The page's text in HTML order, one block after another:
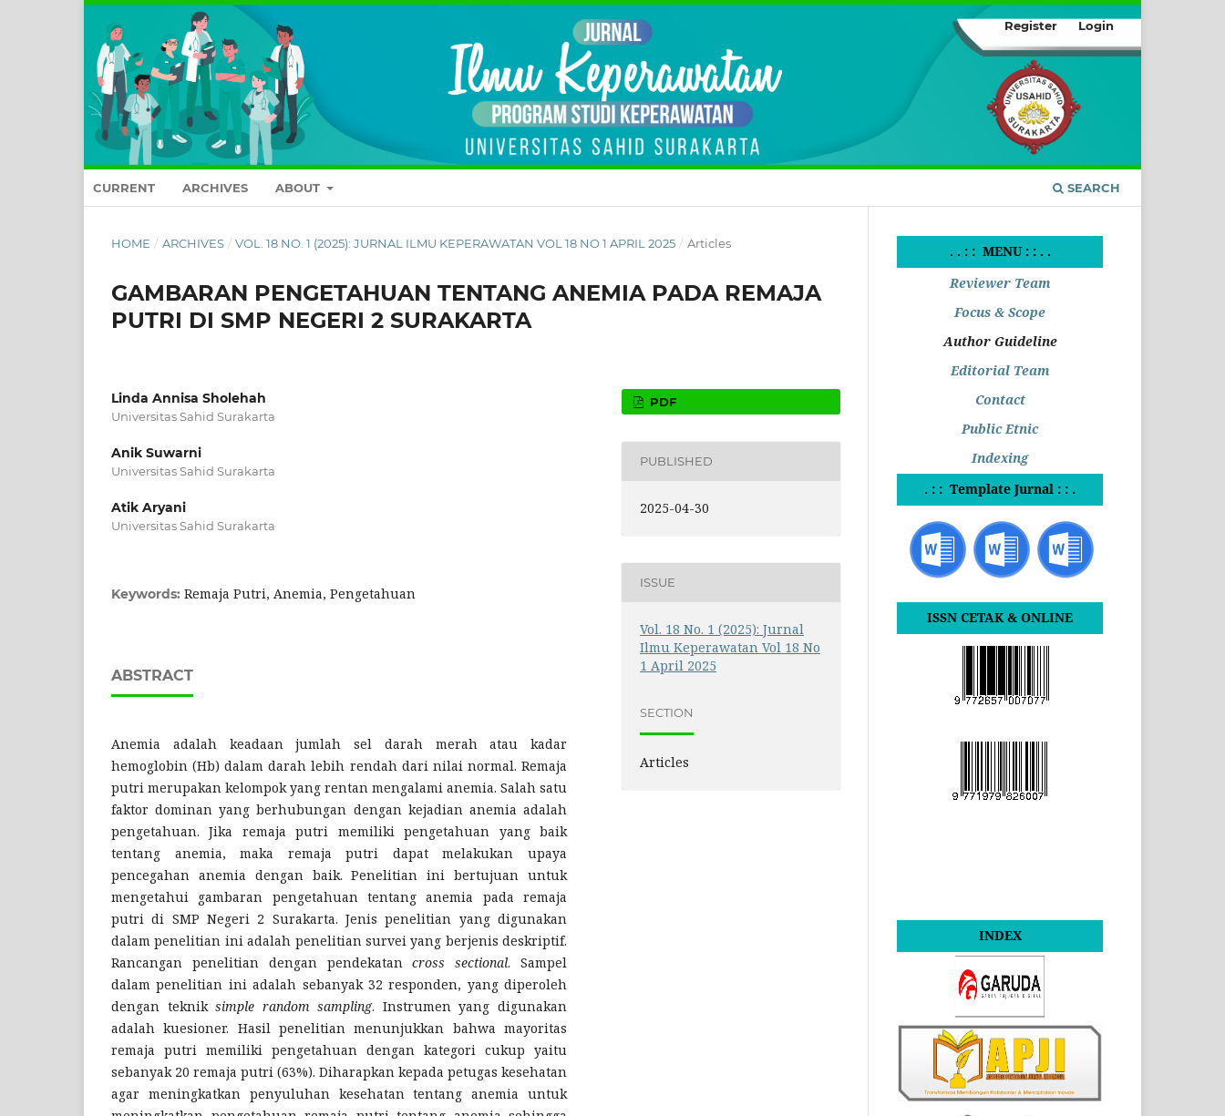
CURRENT ARCHIVES ABOUT SEARCH
Register Login
HOME / ARCHIVES / VOL. 18 NO. 1 (2025): JURNAL ILMU KEPERAWATAN VOL 18 NO 1 APRIL 2025 / Articles
GAMBARAN PENGETAHUAN TENTANG ANEMIA PADA REMAJA
PUTRI DI SMP NEGERI 2 SURAKARTA
Linda Annisa Sholehah
Universitas Sahid Surakarta
Anik Suwarni
Universitas Sahid Surakarta
Atik Aryani
Universitas Sahid Surakarta
Keywords: Remaja Putri, Anemia, Pengetahuan
ABSTRACT
Anemia adalah keadaan jumlah sel darah merah atau kadar
hemoglobin (Hb) dalam darah lebih rendah dari nilai normal. Remaja
putri merupakan kelompok yang rentan mengalami anemia. Salah satu
faktor dominan yang berhubungan dengan kejadian anemia adalah
pengetahuan. Jika remaja putri memiliki pengetahuan yang baik
tentang anemia, maka remaja putri dapat melakukan upaya
pencegahan anemia dengan baik. Penelitian ini bertujuan untuk
mengetahui gambaran pengetahuan tentang anemia pada remaja
putri di SMP Negeri 2 Surakarta. Jenis penelitian yang digunakan
dalam penelitian ini adalah penelitian survei yang berjenis deskriptif.
Rancangan penelitian dengan pendekatancross sectional. Sampel
dalam penelitian ini adalah sebanyak 32 responden, yang diperoleh
dengan tekniksimple random sampling. Instrumen yang digunakan
adalah kuesioner. Hasil penelitian menunjukkan bahwa mayoritas
remaja putri memiliki pengetahuan dengan kategori cukup yaitu
sebanyak 20 remaja putri (63%). Diharapkan kepada petugas kesehatan
agar meningkatkan penyuluhan kesehatan tentang anemia untuk
PDF
PUBLISHED
2025-04-30
ISSUE
Vol. 18 No. 1 (2025): Jurnal
Ilmu Keperawatan Vol 18 No
1 April 2025
SECTION
Articles
. . : : MENU : : . .
Reviewer Team
Focus & Scope
Author Guideline
Editorial Team
Contact
Public Etnic
Indexing
. : : Template Jurnal : : .
ISSN CETAK & ONLINE
INDEX